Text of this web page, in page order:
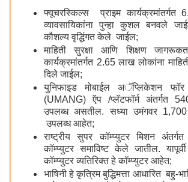
फ्यूचरस्किल्स प्राइम
व्यावसायिकांना पुन्हा कुशल बनवले
कौशल्य वृद्धिंगत केले जाईल;
माहिती सुरक्षा आणि शिक्षण
कार्यक्रमांतर्गत 2.65 लाख लोकांना
दिले जाईल;
युनिफाइड मोबाईल अॅप्लिकेशन फॉर
(UMANG) ऍप /प्लॅटफॉर्म अंतर्गत
उपलब्ध असतील. सध्या उमंगवर
उपलब्ध आहेत;
राष्ट्रीय सुपर कॉम्प्युटर मिशन
कॉम्प्युटर समाविष्ट केले जातील.
कॉम्प्युटर व्यतिरिक्त हे कॉम्प्युटर आहेत;
भाषिनी हे कृत्रिम बुद्धिमत्ता आधारित बहु-